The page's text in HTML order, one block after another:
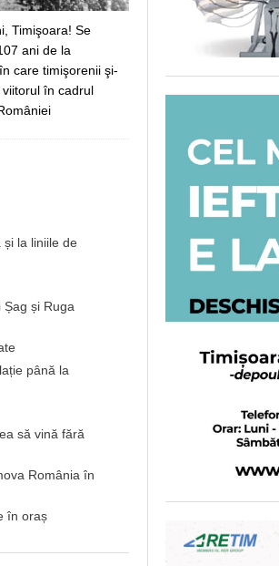
Timişoara! Se
ani de la
care timişorenii şi-
în cadrul
la liniile de
și Ruga
până la
să vină fără
România în
în oraș